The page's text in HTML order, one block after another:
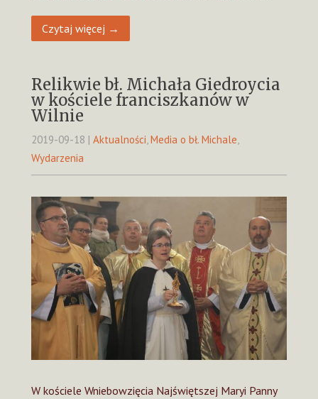
Czytaj więcej →
Relikwie bł. Michała Giedroycia
w kościele franciszkanów w
Wilnie
2019-09-18 | Aktualności Media o bł. Michale
Wydarzenia
W kościele Wniebowzięcia Najświętszej Maryi Panny